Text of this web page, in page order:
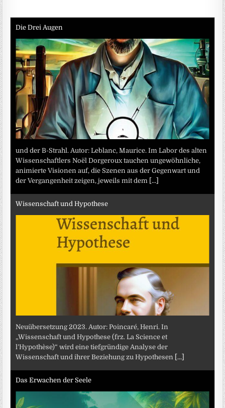
Die Drei Augen
und der B-Strahl. Autor: Leblanc, Maurice. Im Labor des alten
Wissenschaftlers Noël Dorgeroux tauchen ungewöhnliche,
animierte Visionen auf, die Szenen aus der Gegenwart und
der Vergangenheit zeigen, jeweils mit dem [...]
Wissenschaft und Hypothese
Neuübersetzung 2023. Autor: Poincaré, Henri. In
„Wissenschaft und Hypothese (frz. La Science et
l’Hypothèse)“ wird eine tiefgründige Analyse der
Wissenschaft und ihrer Beziehung zu Hypothesen [...]
Das Erwachen der Seele